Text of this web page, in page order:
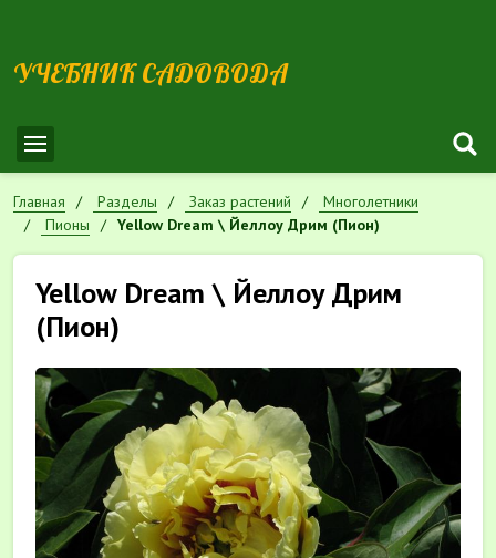
УЧЕБНИК САДОВОДА
Главная Разделы Заказ растений
Многолетники
Пионы
Yellow Dream \ Йеллоу Дрим (Пион)
Yellow Dream \ Йеллоу Дрим
(Пион)